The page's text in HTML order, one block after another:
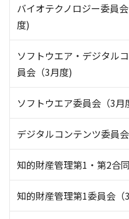
バイオテクノロジー委員
度)
ソフトウエア・デジタル
員会（3月度)
ソフトウエア委員会（3月
デジタルコンテンツ委員会
知的財産管理第1・第2合
知的財産管理第1委員会（3